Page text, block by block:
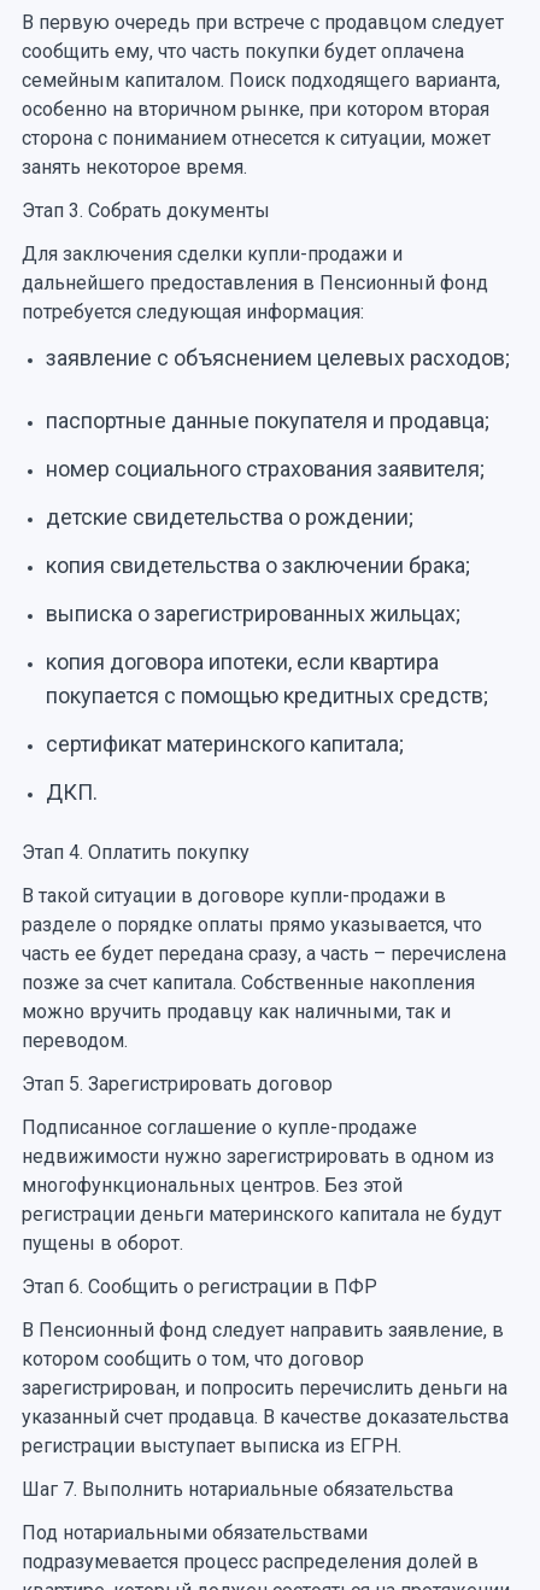
В первую очередь при встрече с продавцом следует
сообщить ему, что часть покупки будет оплачена
семейным капиталом. Поиск подходящего варианта,
особенно на вторичном рынке, при котором вторая
сторона с пониманием отнесется к ситуации, может
занять некоторое время.
Этап 3. Собрать документы
Для заключения сделки купли-продажи и
дальнейшего предоставления в Пенсионный фонд
потребуется следующая информация:
заявление с объяснением целевых расходов;
паспортные данные покупателя и продавца;
номер социального страхования заявителя;
детские свидетельства о рождении;
копия свидетельства о заключении брака;
выписка о зарегистрированных жильцах;
копия договора ипотеки, если квартира
покупается с помощью кредитных средств;
сертификат материнского капитала;
ДКП.
Этап 4. Оплатить покупку
В такой ситуации в договоре купли-продажи в
разделе о порядке оплаты прямо указывается, что
часть ее будет передана сразу, а часть – перечислена
позже за счет капитала. Собственные накопления
можно вручить продавцу как наличными, так и
переводом.
Этап 5. Зарегистрировать договор
Подписанное соглашение о купле-продаже
недвижимости нужно зарегистрировать в одном из
многофункциональных центров. Без этой
регистрации деньги материнского капитала не будут
пущены в оборот.
Этап 6. Сообщить о регистрации в ПФР
В Пенсионный фонд следует направить заявление, в
котором сообщить о том, что договор
зарегистрирован, и попросить перечислить деньги на
указанный счет продавца. В качестве доказательства
регистрации выступает выписка из ЕГРН.
Шаг 7. Выполнить нотариальные обязательства
Под нотариальными обязательствами
подразумевается процесс распределения долей в